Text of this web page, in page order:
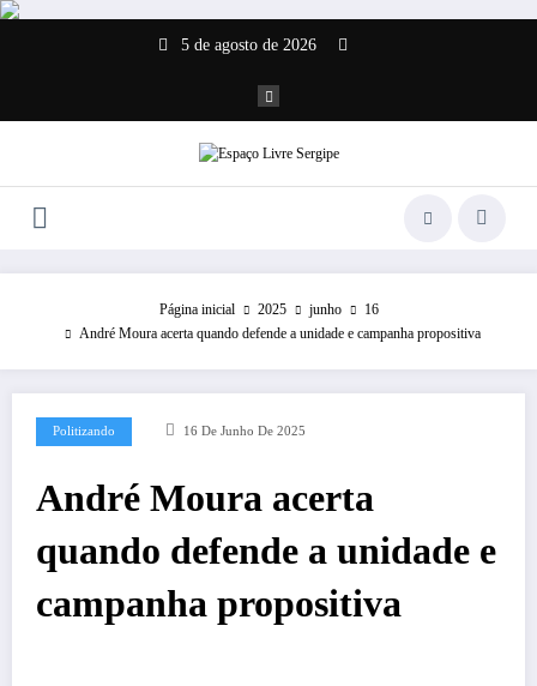
Pular
5 de agosto de 2026
Página inicial 2025 junho
16
André Moura acerta quando defende a unidade e campanha propositiva
Politizando 16 De Junho De 2025
André Moura acerta
quando defende a unidade e
campanha propositiva